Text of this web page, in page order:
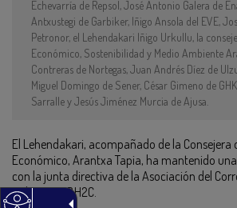
Echevarría de Repsol, José Antonio Galera de
Antxustegi de Garbiker, Iñigo Ansola del EVE,
Petronor, el Lehendakari Iñigo Urkullu, la
Económico, Sostenibilidad y Medio Ambiente
Contreras de Nortegas, Juan Andrés Díez de
Miguel Domingo de Sener, César Gimeno de
Sarralle y Jesús Jiménez Murcia de Ajusa.
El Lehendakari, acompañado de la Consejera
Económico, Arantxa Tapia, ha mantenido
con la junta directiva de la Asociación del
Hidrógeno, BH2C.